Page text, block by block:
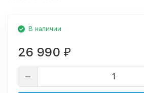
В наличии
26 990 ₽